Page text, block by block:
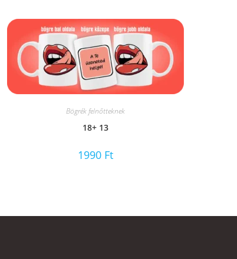
Bögrék felnőtteknek
18+ 13
1990 Ft